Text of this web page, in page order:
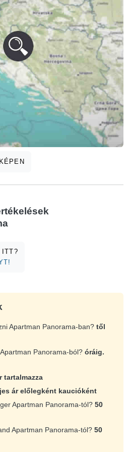
ITT?
Apartman Panorama-ban? től
Panorama-ból? óráig.
tartalmazza
ár előlegként kaucióként
Apartman Panorama-tól? 50
Apartman Panorama-tól? 50